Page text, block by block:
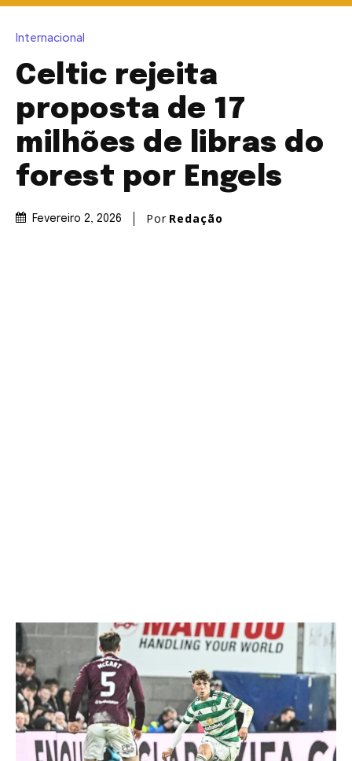
Internacional
Celtic rejeita
proposta de 17
milhões de libras do
forest por Engels
Fevereiro 2, 2026 Por Redação